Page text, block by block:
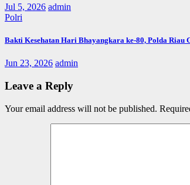
Jul 5, 2026 admin
Polri
Bakti Kesehatan Hari Bhayangkara ke-80, Polda Riau
Jun 23, 2026 admin
Leave a Reply
Your email address will not be published.